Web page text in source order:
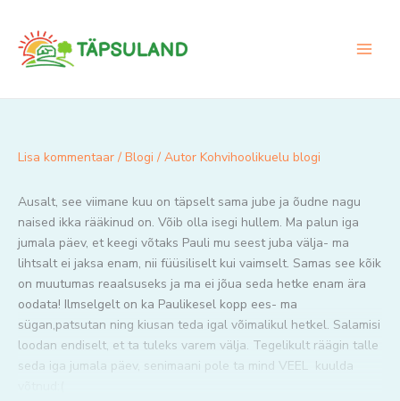
content
Lisa kommentaar / Blogi / Autor Kohvihoolikuelu blogi
Ausalt, see viimane kuu on täpselt sama jube ja õudne nagu
naised ikka rääkinud on. Võib olla isegi hullem. Ma palun iga
jumala päev, et keegi võtaks Pauli mu seest juba välja- ma
lihtsalt ei jaksa enam, nii füüsiliselt kui vaimselt. Samas see kõik
on muutumas reaalsuseks ja ma ei jõua seda hetke enam ära
oodata! Ilmselgelt on ka Paulikesel kopp ees- ma
sügan,patsutan ning kiusan teda igal võimalikul hetkel. Salamisi
loodan endiselt, et ta tuleks varem välja. Tegelikult räägin talle
seda iga jumala päev, senimaani pole ta mind VEEL kuulda